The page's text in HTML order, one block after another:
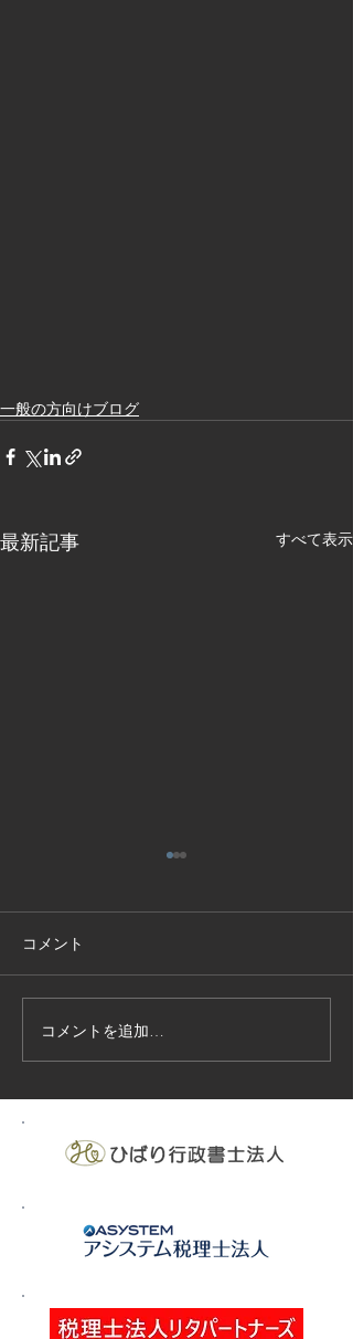
一般の方向けブログ
最新記事 すべて表示
技能実習生１２名入国-フ
ィリピン、ベトナム
コメント
コメントを追加…